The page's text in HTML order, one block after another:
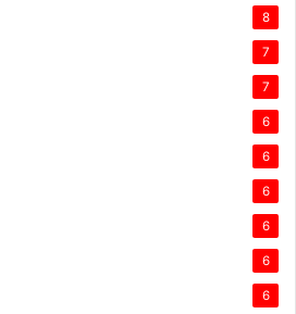
8
7
7
6
6
6
6
6
6